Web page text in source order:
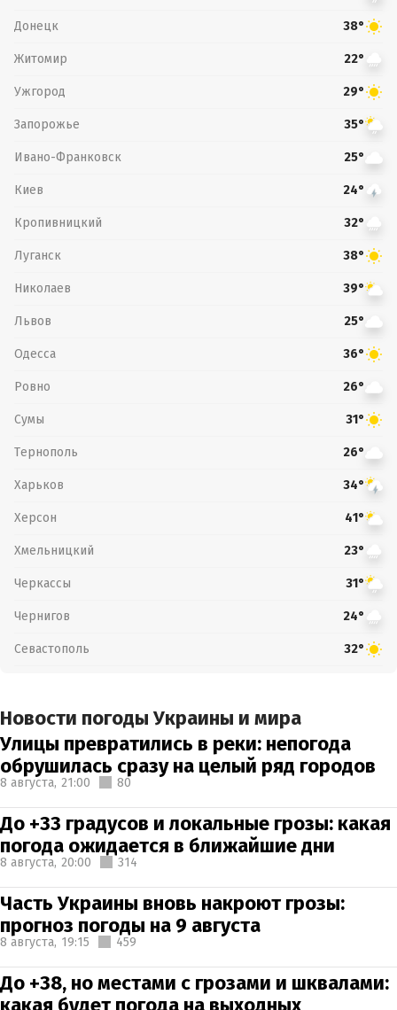
Донецк 38°
Житомир 22°
Ужгород 29°
Запорожье 35°
Ивано-Франковск 25°
Киев 24°
Кропивницкий 32°
Луганск 38°
Николаев 39°
Львов 25°
Одесса 36°
Ровно 26°
Сумы 31°
Тернополь 26°
Харьков 34°
Херсон 41°
Хмельницкий 23°
Черкассы 31°
Чернигов 24°
Севастополь 32°
Новости погоды Украины и мира
Улицы превратились в реки: непогода
обрушилась сразу на целый ряд городов
8 августа, 21:00 80
До +33 градусов и локальные грозы: какая
погода ожидается в ближайшие дни
8 августа, 20:00 314
Часть Украины вновь накроют грозы:
прогноз погоды на 9 августа
8 августа, 19:15 459
До +38, но местами с грозами и шквалами:
какая будет погода на выходных